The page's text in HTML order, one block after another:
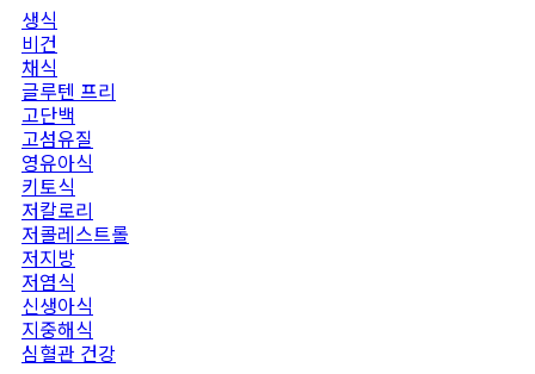
생식
비건
채식
글루텐 프리
고단백
고섬유질
영유아식
키토식
저칼로리
저콜레스트롤
저지방
저염식
신생아식
지중해식
심혈관 건강